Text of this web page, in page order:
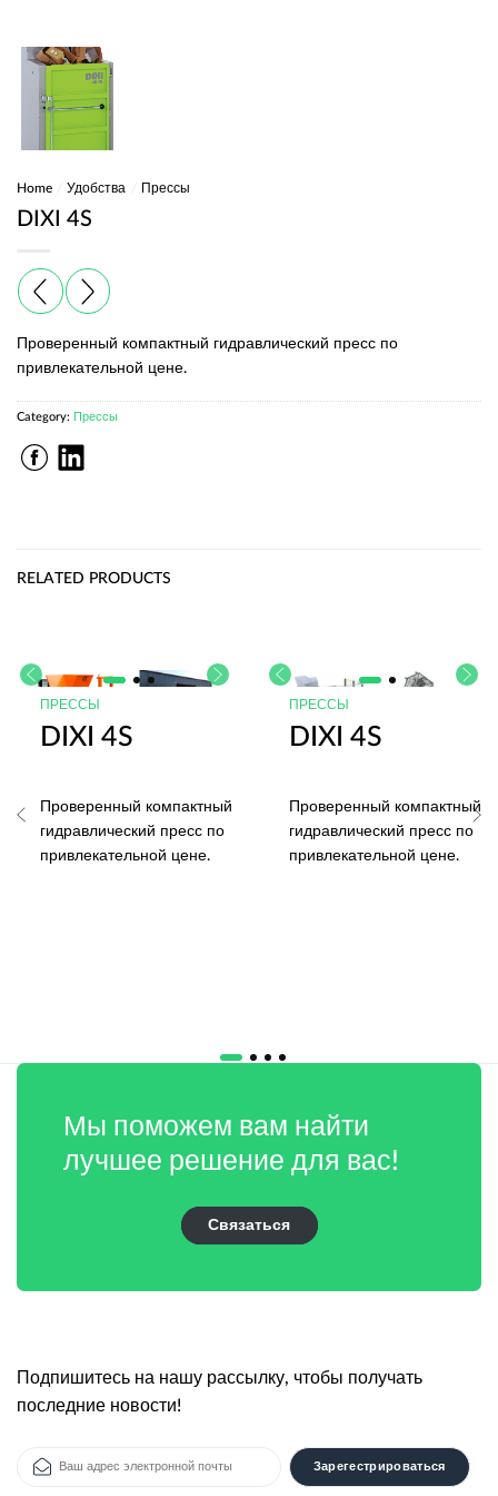
Home Удобства Прессы
DIXI 4S
Проверенный компактный гидравлический пресс по
привлекательной цене.
Category: Прессы
RELATED PRODUCTS
ПРЕССЫ
DIXI 4S
Проверенный компактный
гидравлический пресс по
привлекательной цене.
ПРЕССЫ
DIXI 4S
Проверенный компактный
гидравлический пресс по
привлекательной цене.
Мы поможем вам найти
лучшее решение для вас!
Связаться
Подпишитесь на нашу рассылку, чтобы получать
последние новости!